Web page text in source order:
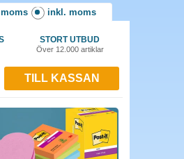
inkl. moms
STORT UTBUD
Över 12.000 artiklar
TILL KASSAN